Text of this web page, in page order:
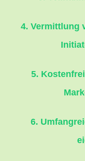
4. Vermittlung
5.
6.